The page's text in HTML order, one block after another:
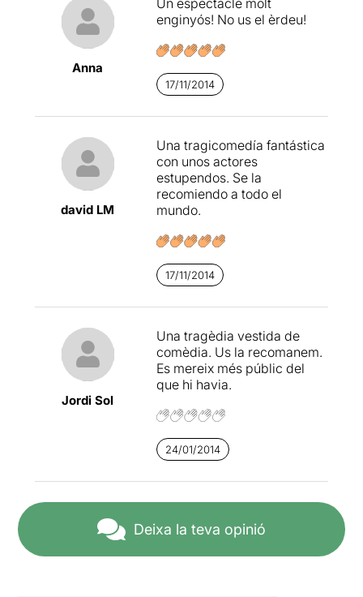
Anna
Un espectacle molt
enginyós! No us el èrdeu!
17/11/2014
david LM
Una tragicomedía fantástica
con unos actores
estupendos. Se la
recomiendo a todo el
mundo.
17/11/2014
Jordi Sol
Una tragèdia vestida de
comèdia. Us la recomanem.
Es mereix més públic del
que hi havia.
24/01/2014
Deixa la teva opinió